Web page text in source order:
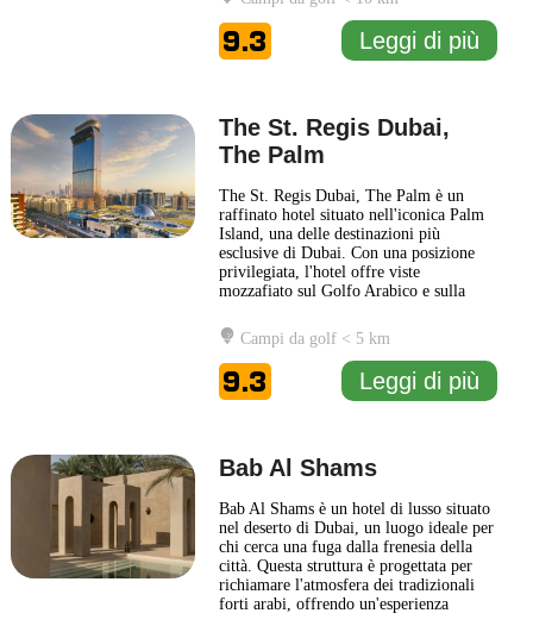
marittimo di Dubai. La sua facciata,
realizzata in materiali raffinati, offre
un'esperienza visiva
... Leggi di più
9.3 Leggi di più
The St. Regis Dubai,
The Palm
The St. Regis Dubai, The Palm è un
raffinato hotel situato nell'iconica Palm
Island, una delle destinazioni più
esclusive di Dubai. Con una posizione
privilegiata, l'hotel offre viste
mozzafiato sul Golfo Arabico e sulla
di lusso e relax. L'architettura moderna
dell'edificio è accompagnata da interni
elegantemente arredati, che fondono
elementi tradizionali
... Leggi di più
Campi da golf < 5 km
9.3 Leggi di più
Bab Al Shams
Bab Al Shams è un hotel di lusso situato
nel deserto di Dubai, un luogo ideale per
chi cerca una fuga dalla frenesia della
città. Questa struttura è progettata per
richiamare l'atmosfera dei tradizionali
forti arabi, offrendo un'esperienza